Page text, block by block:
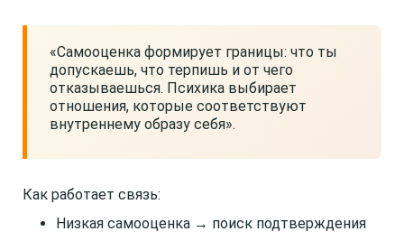
«Самооценка формирует границы: что ты
допускаешь, что терпишь и от чего
отказываешься. Психика выбирает
отношения, которые соответствуют
внутреннему образу себя».
Как работает связь:
Низкая самооценка → поиск подтверждения